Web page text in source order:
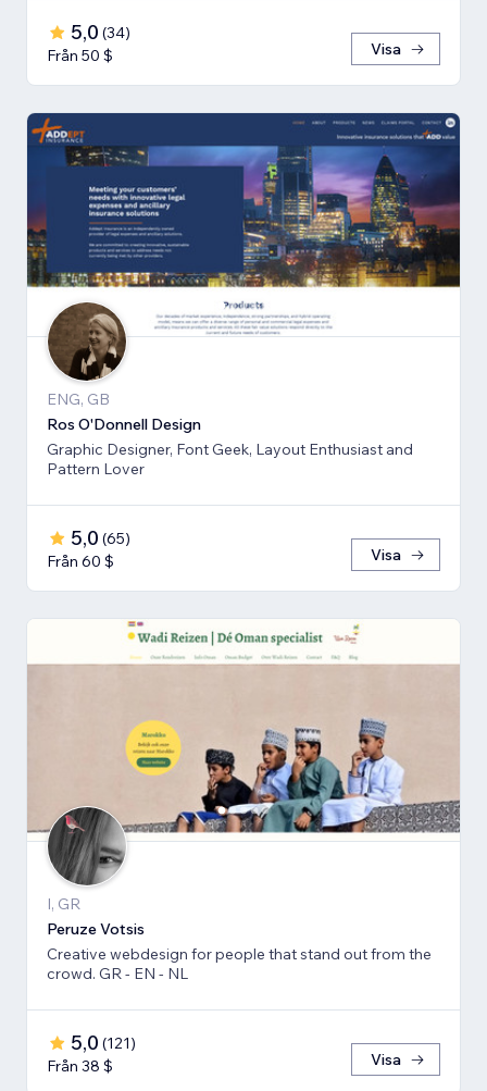
5,0 (34)
Från 50 $
Visa
ENG, GB
Ros O'Donnell Design
Graphic Designer, Font Geek, Layout Enthusiast and
Pattern Lover
5,0 (65)
Från 60 $
Visa
I, GR
Peruze Votsis
Creative webdesign for people that stand out from the
crowd. GR - EN - NL
5,0 (121)
Från 38 $
Visa